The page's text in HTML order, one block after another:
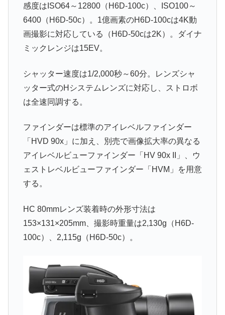
感度はISO64～12800（H6D-100c）、ISO100～
6400（H6D-50c）。1億画素のH6D-100cは4K動
画撮影に対応している（H6D-50cは2K）。ダイナ
ミックレンジは15EV。
シャッター速度は1/2,000秒～60分。レンズシャ
ッター式のHシステムレンズに対応し、ストロボ
は全速同調する。
ファインダーは標準のアイレベルファインダー
「HVD 90x」に加え、別売で画像拡大率の異なる
アイレベルビューファインダー「HV 90x II」、ウ
ェストレベルビューファインダー「HVM」を用意
する。
HC 80mmレンズ装着時の外形寸法は
153×131×205mm、撮影時重量は2,130g（H6D-
100c）、2,115g（H6D-50c）。